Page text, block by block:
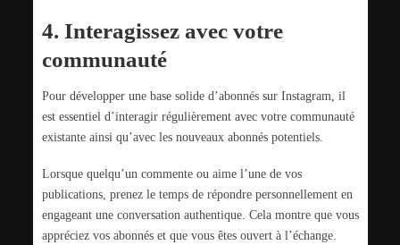
4. Interagissez avec votre
communauté
Pour développer une base solide d’abonnés sur Instagram, il
est essentiel d’interagir régulièrement avec votre communauté
existante ainsi qu’avec les nouveaux abonnés potentiels.
Lorsque quelqu’un commente ou aime l’une de vos
publications, prenez le temps de répondre personnellement en
engageant une conversation authentique. Cela montre que vous
appréciez vos abonnés et que vous êtes ouvert à l’échange.